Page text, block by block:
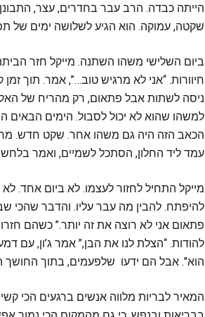
הייתה כבדה. הרב עבר בחדרים, עצר,
שקטה, עמוקה. הוא הגיע לשלושה ימים של
ביום השלישי משהו השתנה. מייקל חזר
חיוורות. “אני לא מרגיש טוב…”, אמר. תוך
ניסה לשתות אבל פתאום, רק מהריח של
למשהו שהוא לא יכול לסבול. הימים הבאים
הכאב הזה היה גם משהו אחר. שקט חדש.
עמד ליד החלון, הסתכל לשמיים, ואמר
מייקל התחיל לחזור לעצמו. לא ביום אחד.
להיפתח. להבין מה עבר עליו. והדבר שהכי
פתאום אני לא רוצה את זה יותר.” כשהם
להודות. “הצלת לנו את הבן,” אמר ג’ון, עם
הוא". אבל הם ידעו שלפעמים, בתוך החושך
המאיר לבריות מלווה אנשים ברגעים הכי